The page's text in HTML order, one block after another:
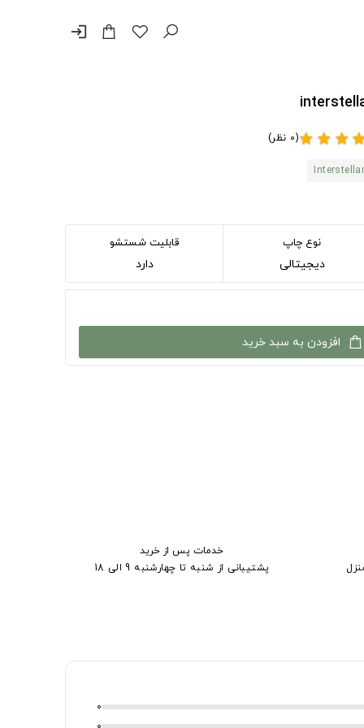
login
star
star
star(0 نظر)
Interstellar
نوع چاپ
دیجیتالی
قابلیت شستشو
دارد
افزودن به سبد خرید
خدمات پس از خرید
پشتیبانی از شنبه تا چهارشنبه 9 الی 18
0